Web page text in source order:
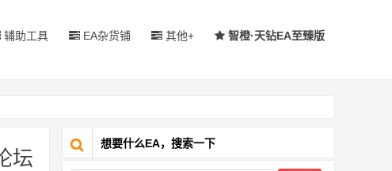
辅助工具 EA杂货铺 其他+ 智橙·天钻EA至臻版
坛
想要什么EA，搜索一下